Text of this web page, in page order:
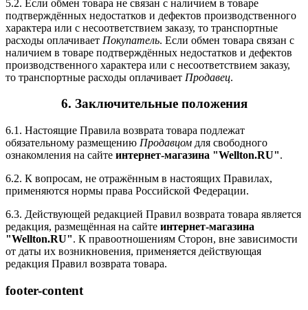
5.2. Если обмен товара не связан с наличием в товаре
подтверждённых недостатков и дефектов производственного
характера или с несоответствием заказу, то транспортные
расходы оплачивает Покупатель. Если обмен товара связан с
наличием в товаре подтверждённых недостатков и дефектов
производственного характера или с несоответствием заказу,
то транспортные расходы оплачивает Продавец.
6. Заключительные положения
6.1. Настоящие Правила возврата товара подлежат
обязательному размещению Продавцом для свободного
ознакомления на сайте интернет-магазина "Wellton.RU".
6.2. К вопросам, не отражённым в настоящих Правилах,
применяются нормы права Российской Федерации.
6.3. Действующей редакцией Правил возврата товара является
редакция, размещённая на сайте интернет-магазина
"Wellton.RU". К правоотношениям Сторон, вне зависимости
от даты их возникновения, применяется действующая
редакция Правил возврата товара.
footer-content